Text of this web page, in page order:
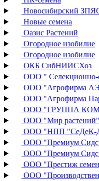
Новосибирский
Новые семена
Оазис Растений
Огородное изобилие
Огородное изобилие
ОКБ СибНИИСХоз
ООО " Селекционно-
ООО "Агрофирма
ООО "Агрофирма
ООО "ГРУППА
ООО "Мир растений"
ООО "НПП "СеДеК-
ООО "Премиум
ООО "Премиум
ООО "Престиж
ООО